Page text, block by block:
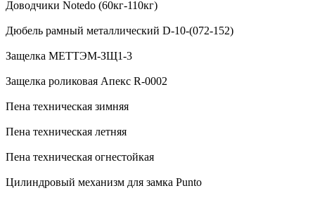
Доводчики Notedo (60кг-110кг)
Дюбель рамный металлический D-10-(072-152)
Защелка МЕТТЭМ-ЗЩ1-3
Защелка роликовая Апекс R-0002
Пена техническая зимняя
Пена техническая летняя
Пена техническая огнестойкая
Цилиндровый механизм для замка Punto